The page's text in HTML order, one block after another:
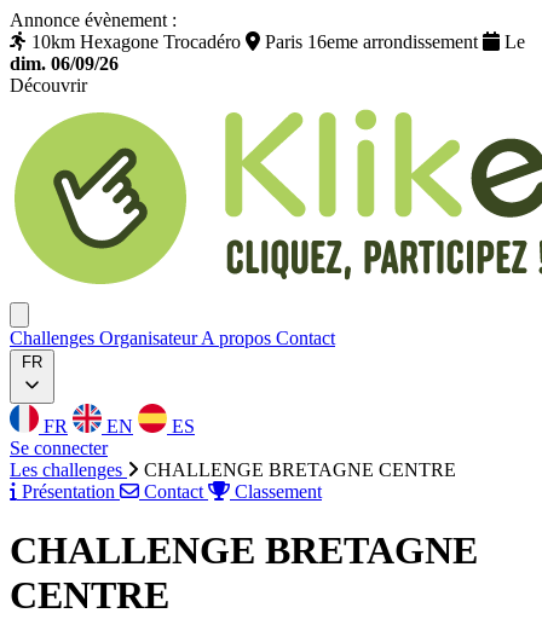
Annonce évènement :
10km Hexagone Trocadéro
Paris 16eme arrondissement
Le
dim. 06/09/26
Découvrir
Challenges OrganisateurA propos Contact
FR
FR EN
ES
Se connecter
Les challenges
CHALLENGE BRETAGNE CENTRE
Présentation
Contact Classement
CHALLENGE BRETAGNE
CENTRE